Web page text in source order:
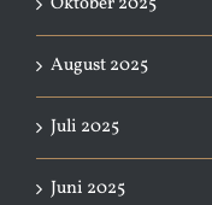
August 2025
Juli 2025
Juni 2025